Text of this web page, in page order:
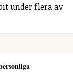
under flera av